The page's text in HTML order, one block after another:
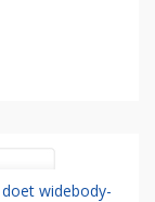
widebody-